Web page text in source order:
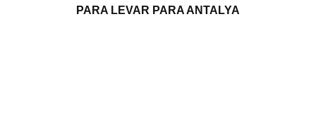
PARA LEVAR PARA ANTALYA